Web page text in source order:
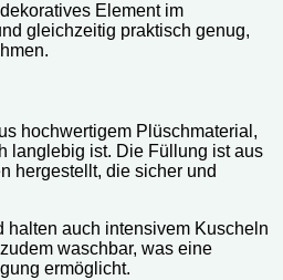
Element im
gleichzeitig praktisch genug,
hochwertigem Plüschmaterial,
langlebig ist. Die Füllung ist aus
hergestellt, die sicher und
halten auch intensivem Kuscheln
waschbar, was eine
ermöglicht.